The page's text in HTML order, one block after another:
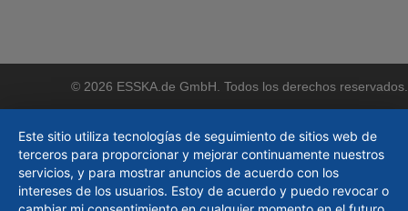
© 2026 ESSKA.de GmbH. Todos los derechos reservados.
Este sitio utiliza tecnologías de seguimiento de sitios web de
terceros para proporcionar y mejorar continuamente nuestros
servicios, y para mostrar anuncios de acuerdo con los
intereses de los usuarios. Estoy de acuerdo y puedo revocar o